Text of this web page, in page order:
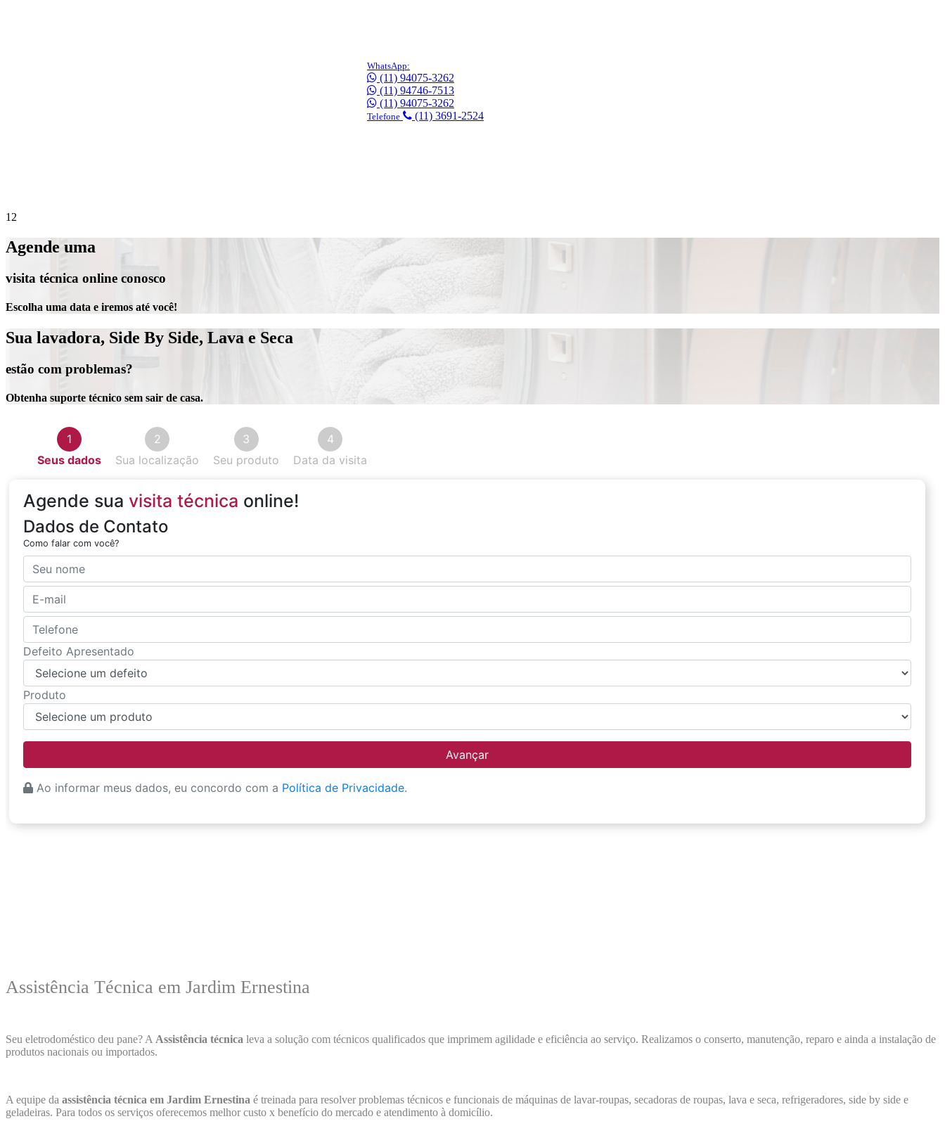
WhatsApp:
(11) 94075-3262
(11) 94746-7513
(11) 94075-3262
Telefone (11) 3691-2524
1 2
Agende uma
visita técnica online conosco
Escolha uma data e iremos até você!
Sua lavadora, Side By Side, Lava e Seca
estão com problemas?
Obtenha suporte técnico sem sair de casa.
Assistência Técnica em Jardim Ernestina
Seu eletrodoméstico deu pane? A Assistência técnica leva a solução com técnicos qualificados que imprimem agilidade e eficiência ao serviço. Realizamos o conserto, manutenção, reparo e ainda a instalação de
produtos nacionais ou importados.
A equipe da assistência técnica em Jardim Ernestina é treinada para resolver problemas técnicos e funcionais de máquinas de lavar-roupas, secadoras de roupas, lava e seca, refrigeradores, side by side e
geladeiras. Para todos os serviços oferecemos melhor custo x benefício do mercado e atendimento à domicílio.